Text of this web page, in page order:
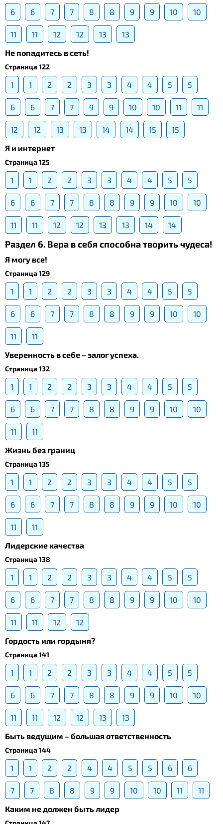
6 6 7 7 8 8 9 9 10 10
11 11 12 12 13
13
Не попадитесь в сеть!
Страница 122
1 1 2 2 3 3 4 4 5 5
6 6 7 7 9 9 10 10 11 11
12 12 13 13 14 14 15
15
Я и интернет
Страница 125
1 1 2 2 3 3 4 4 5 5
6 6 7 7 8 8 9 9 10 10
11 11 12 12 13 13 14 14
Раздел 6. Вера в себя способна творить чудеса!
Я могу все!
Страница 129
1 1 2 2 3 3 4 4 5 5
6 6 7 7 8 8 9 9 10 10
11
11
Уверенность в себе – залог успеха.
Страница 132
1 1 2 2 3 3 4 4 5 5
6 6 7 7 8 8 9 9 10 10
11
11
Жизнь без границ
Страница 135
1 1 2 2 3 3 4 4 5 5
6 6 7 7 8 8 9 9 10 10
11
11
Лидерские качества
Страница 138
1 1 2 2 3 3 4 4 5 5
6 6 7 7 8 8 9 9 10 10
11 11 12
12
Гордость или гордыня?
Страница 141
1 1 2 2 3 3 4 4 5 5
6 6 7 7 8 8 9 9 10 10
11 11 12 12 13
13
Быть ведущим – большая ответственность
Страница 144
1 1 2 2 4 4 5 5 6 6
7 7 8 8 9 9 10 10 11
11
Каким не должен быть лидер